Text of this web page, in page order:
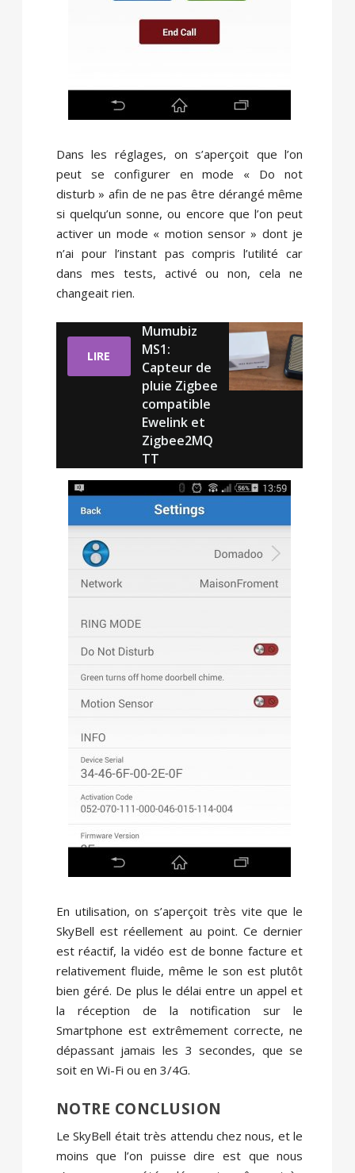
Dans les réglages, on s’aperçoit que l’on
peut se configurer en mode « Do not
disturb » afin de ne pas être dérangé même
si quelqu’un sonne, ou encore que l’on peut
activer un mode « motion sensor » dont je
n’ai pour l’instant pas compris l’utilité car
dans mes tests, activé ou non, cela ne
changeait rien.
LIRE
Mumubiz
MS1:
Capteur de
pluie Zigbee
compatible
Ewelink et
Zigbee2MQ
TT
En utilisation, on s’aperçoit très vite que le
SkyBell est réellement au point. Ce dernier
est réactif, la vidéo est de bonne facture et
relativement fluide, même le son est plutôt
bien géré. De plus le délai entre un appel et
la réception de la notification sur le
Smartphone est extrêmement correcte, ne
dépassant jamais les 3 secondes, que se
soit en Wi-Fi ou en 3/4G.
NOTRE CONCLUSION
Le SkyBell était très attendu chez nous, et le
moins que l’on puisse dire est que nous